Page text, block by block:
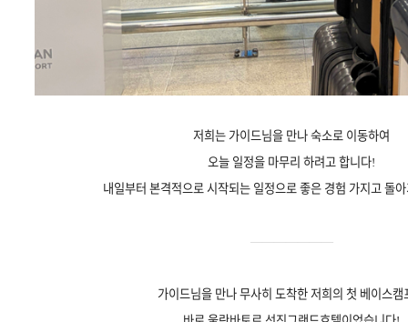
저희는 가이드님을 만나 숙소로 이동하여
오늘 일정을 마무리 하려고 합니다!
내일부터 본격적으로 시작되는 일정으로 좋은 경험 가지고 돌
———————
가이드님을 만나 무사히 도착한 저희의 첫 베이스캠